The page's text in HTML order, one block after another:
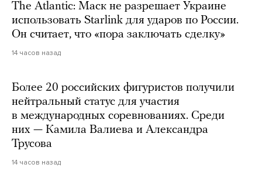
The Atlantic: Маск не разрешает Украине
использовать Starlink для ударов по России.
Он считает, что «пора заключать сделку»
14 часов назад
Более 20 российских фигуристов получили
нейтральный статус для участия
в международных соревнованиях. Среди
них — Камила Валиева и Александра
Трусова
14 часов назад